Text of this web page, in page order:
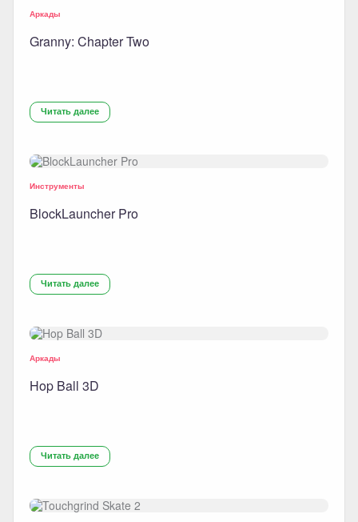
Аркады
Granny: Chapter Two
Читать далее
Инструменты
BlockLauncher Pro
Читать далее
Аркады
Hop Ball 3D
Читать далее